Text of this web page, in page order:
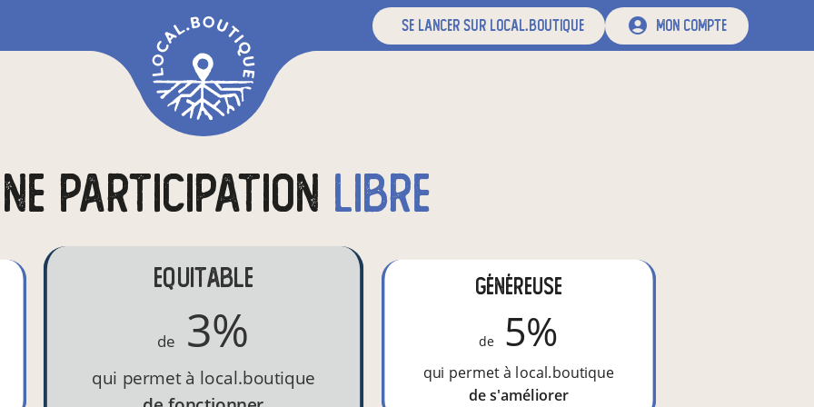
se lancer sur local.boutique mon compte
participation libre
Equitable
de 3%
qui permet à local.boutique
Généreuse
de5%
qui permet à local.boutique
de s'améliorer